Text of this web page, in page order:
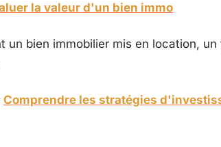
la valeur d'un bien immo
un bien immobilier mis en location,
Comprendre les stratégies